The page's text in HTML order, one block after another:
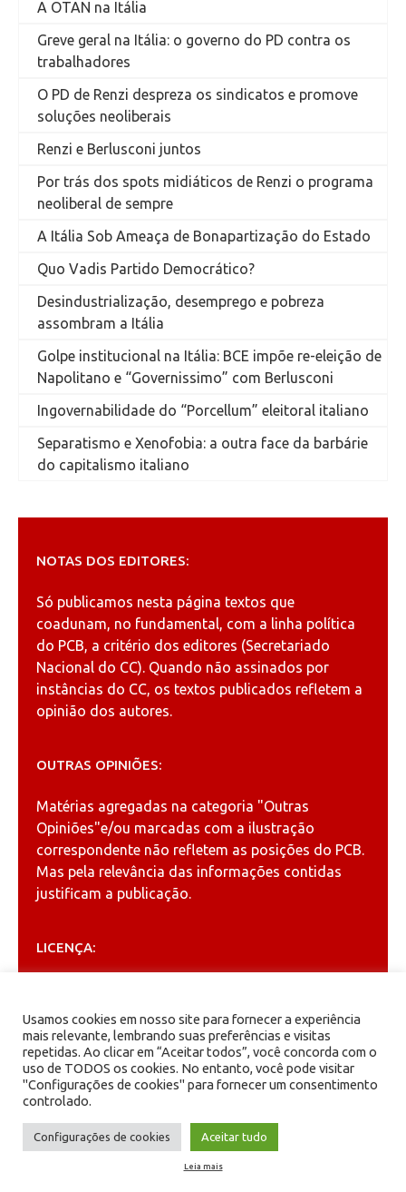
A OTAN na Itália
Greve geral na Itália: o governo do PD contra os
trabalhadores
O PD de Renzi despreza os sindicatos e promove
soluções neoliberais
Renzi e Berlusconi juntos
Por trás dos spots midiáticos de Renzi o programa
neoliberal de sempre
A Itália Sob Ameaça de Bonapartização do Estado
Quo Vadis Partido Democrático?
Desindustrialização, desemprego e pobreza
assombram a Itália
Golpe institucional na Itália: BCE impõe re-eleição de
Napolitano e “Governissimo” com Berlusconi
Ingovernabilidade do “Porcellum” eleitoral italiano
Separatismo e Xenofobia: a outra face da barbárie
do capitalismo italiano
NOTAS DOS EDITORES:
Só publicamos nesta página textos que
coadunam, no fundamental, com a linha política
do PCB, a critério dos editores (Secretariado
Nacional do CC). Quando não assinados por
instâncias do CC, os textos publicados refletem a
opinião dos autores.
OUTRAS OPINIÕES:
Matérias agregadas na categoria "Outras
Opiniões"e/ou marcadas com a ilustração
correspondente não refletem as posições do PCB.
Mas pela relevância das informações contidas
justificam a publicação.
LICENÇA:
Creative Commons
ARQUIVOS
Arquivos
PCB - Partido Comunista Brasileiro.
Usamos cookies em nosso site para fornecer a experiência
mais relevante, lembrando suas preferências e visitas
repetidas. Ao clicar em “Aceitar todos”, você concorda com o
uso de TODOS os cookies. No entanto, você pode visitar
"Configurações de cookies" para fornecer um consentimento
controlado.
Configurações de cookies Aceitar tudo
Leia mais